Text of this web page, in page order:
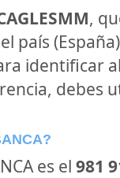
,
país
identificar
debes
es el 981